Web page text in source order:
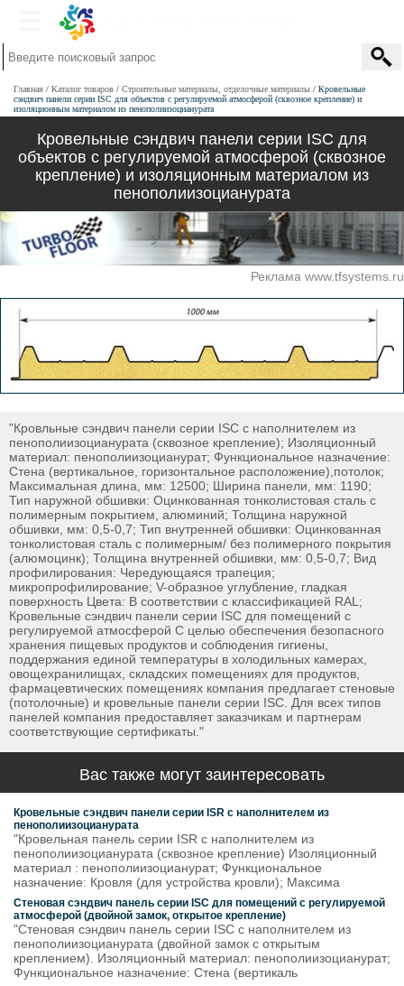
Главная Каталог товаров Строительные материалы, отделочные материалы
Кровельные
сэндвич панели серии ISС для объектов с регулируемой атмосферой (сквозное крепление) и
изоляционным материалом из пенополиизоцианурата
Кровельные сэндвич панели серии ISС для
объектов с регулируемой атмосферой (сквозное
крепление) и изоляционным материалом из
пенополиизоцианурата
Реклама www.tfsystems.ru
"Кровльные сэндвич панели серии ISС с наполнителем из
пенополиизоцианурата (сквозное крепление); Изоляционный
материал: пенополиизоцианурат; Функциональное назначение:
Стена (вертикальное, горизонтальное расположение),потолок;
Максимальная длина, мм: 12500; Ширина панели, мм: 1190;
Тип наружной обшивки: Оцинкованная тонколистовая сталь с
полимерным покрытием, алюминий; Толщина наружной
обшивки, мм: 0,5-0,7; Тип внутренней обшивки: Оцинкованная
тонколистовая сталь с полимерным/ без полимерного покрытия
(алюмоцинк); Толщина внутренней обшивки, мм: 0,5-0,7; Вид
профилирования: Чередующаяся трапеция;
микропрофилирование; V-образное углубление, гладкая
поверхность Цвета: В соответствии с классификацией RAL;
Кровельные сэндвич панели серии ISC для помещений с
регулируемой атмосферой С целью обеспечения безопасного
хранения пищевых продуктов и соблюдения гигиены,
поддержания единой температуры в холодильных камерах,
овощехранилищах, складских помещениях для продуктов,
фармацевтических помещениях компания предлагает стеновые
(потолочные) и кровельные панели серии ISС. Для всех типов
панелей компания предоставляет заказчикам и партнерам
соответствующие сертификаты."
Вас также могут заинтересовать
Кровельные сэндвич панели серии ISR с наполнителем из
пенополиизоцианурата
"Кровельная панель серии ISR с наполнителем из
пенополиизоцианурата (сквозное крепление) Изоляционный
материал : пенополиизоцианурат; Функциональное
назначение: Кровля (для устройства кровли); Максима
Стеновая сэндвич панель серии ISC для помещений с регулируемой
атмосферой (двойной замок, открытое крепление)
"Стеновая сэндвич панель серии ISC с наполнителем из
пенополиизоцианурата (двойной замок с открытым
креплением). Изоляционный материал: пенополиизоцианурат;
Функциональное назначение: Стена (вертикаль